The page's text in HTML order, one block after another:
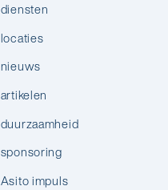
diensten
locaties
nieuws
artikelen
duurzaamheid
sponsoring
Asito impuls